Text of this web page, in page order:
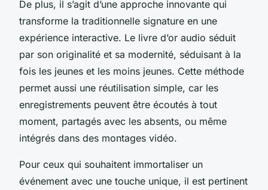
De plus, il s’agit d’une approche innovante qui
transforme la traditionnelle signature en une
expérience interactive. Le livre d’or audio séduit
par son originalité et sa modernité, séduisant à la
fois les jeunes et les moins jeunes. Cette méthode
permet aussi une réutilisation simple, car les
enregistrements peuvent être écoutés à tout
moment, partagés avec les absents, ou même
intégrés dans des montages vidéo.
Pour ceux qui souhaitent immortaliser un
événement avec une touche unique, il est pertinent